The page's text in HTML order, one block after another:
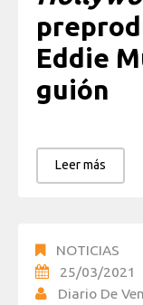
Eddie
guión
Leer más
NOTICIAS
25/03/2021
Diario De